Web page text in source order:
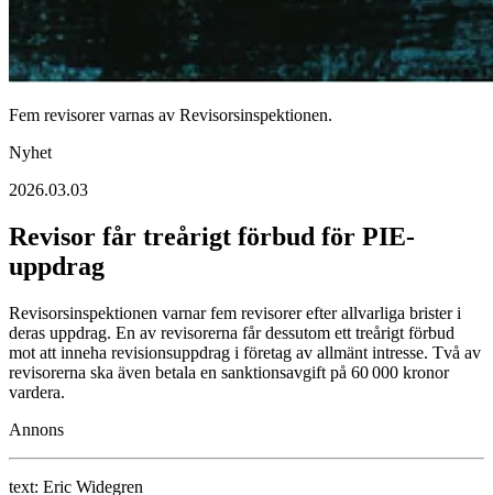
Fem revisorer varnas av Revisorsinspektionen.
Nyhet
2026.03.03
Revisor får treårigt förbud för PIE-
uppdrag
Revisorsinspektionen varnar fem revisorer efter allvarliga brister i
deras uppdrag. En av revisorerna får dessutom ett treårigt förbud
mot att inneha revisionsuppdrag i företag av allmänt intresse. Två av
revisorerna ska även betala en sanktionsavgift på 60 000 kronor
vardera.
Annons
text: Eric Widegren